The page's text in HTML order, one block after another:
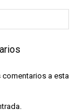
a esta